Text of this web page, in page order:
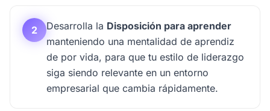
2 Desarrolla la Disposición para aprender
manteniendo una mentalidad de aprendiz
de por vida, para que tu estilo de liderazgo
siga siendo relevante en un entorno
empresarial que cambia rápidamente.